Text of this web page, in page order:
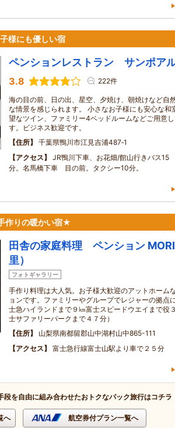
様にも優しい宿
ペンションレストラン サンポア
3.8 222件
海の目の前、日の出、星空、夕焼け、朝焼けなど自
な情景を感じられます。 小さなお子様にも安心な和
望なツイン、ファミリー4ベッドルームなどご用意し
す。ビジネス歓迎です。
住所
千葉県鴨川市江見吉浦487‐1
アクセス
JR鴨川下車、お花畑/館山行きバス15
分。名馬橋下車 目の前。タクシー10分。
作りの暖かい宿★
田舎の家庭料理 ペンション
里）
フォトギャラリー
手作り料理は大人気。お子様大歓迎のアットホーム
ョンです。ファミリーやグループでレジャーの拠点
士急ハイランドまで９㎞富士スピードウエイまで役
士サファリーパークまで４７分）
住所
山梨県南都留郡山中湖村山中865-111
アクセス
富士急行線富士山駅より車で２５分
段を自由に組み合わせたおトクなパック旅行はコチラ
へ 航空券付プラン一覧へ